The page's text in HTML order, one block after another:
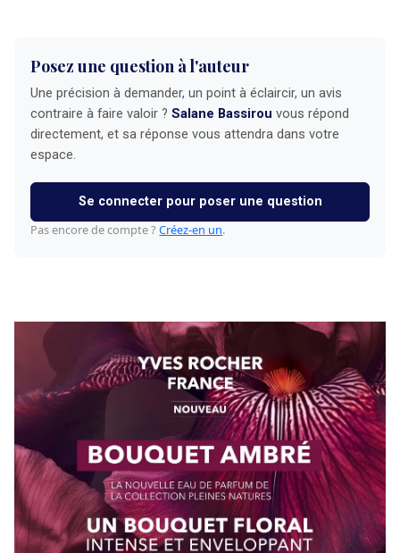
Posez une question à l'auteur
Une précision à demander, un point à éclaircir, un avis
contraire à faire valoir ?Salane Bassirou vous répond
directement, et sa réponse vous attendra dans votre
espace.
Se connecter pour poser une question
Pas encore de compte ?Créez-en un.